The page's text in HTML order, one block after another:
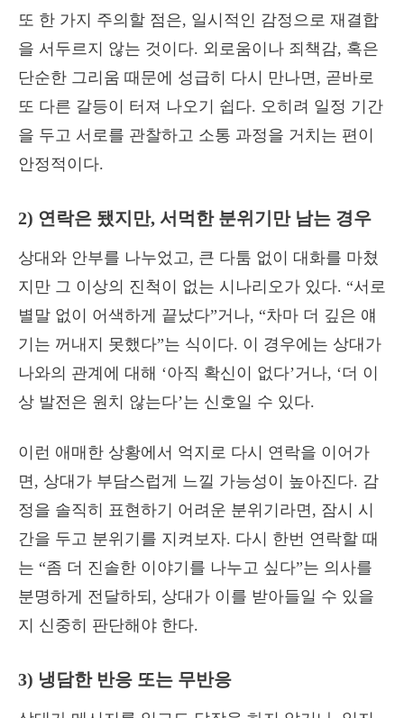
또 한 가지 주의할 점은, 일시적인 감정으로 재결합
을 서두르지 않는 것이다. 외로움이나 죄책감, 혹은
단순한 그리움 때문에 성급히 다시 만나면, 곧바로
또 다른 갈등이 터져 나오기 쉽다. 오히려 일정 기간
을 두고 서로를 관찰하고 소통 과정을 거치는 편이
안정적이다.
2) 연락은 됐지만, 서먹한 분위기만 남는 경우
상대와 안부를 나누었고, 큰 다툼 없이 대화를 마쳤
지만 그 이상의 진척이 없는 시나리오가 있다. “서로
별말 없이 어색하게 끝났다”거나, “차마 더 깊은 얘
기는 꺼내지 못했다”는 식이다. 이 경우에는 상대가
나와의 관계에 대해 ‘아직 확신이 없다’거나, ‘더 이
상 발전은 원치 않는다’는 신호일 수 있다.
이런 애매한 상황에서 억지로 다시 연락을 이어가
면, 상대가 부담스럽게 느낄 가능성이 높아진다. 감
정을 솔직히 표현하기 어려운 분위기라면, 잠시 시
간을 두고 분위기를 지켜보자. 다시 한번 연락할 때
는 “좀 더 진솔한 이야기를 나누고 싶다”는 의사를
분명하게 전달하되, 상대가 이를 받아들일 수 있을
지 신중히 판단해야 한다.
3) 냉담한 반응 또는 무반응